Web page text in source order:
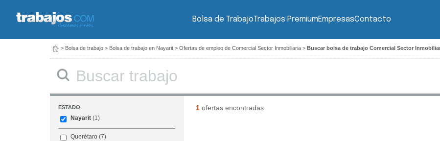
Bolsa de TrabajoTrabajos PremiumEmpresasContacto
> Bolsa de trabajo > Bolsa de trabajo en Nayarit > Ofertas de empleo de Comercial Sector Inmobiliaria > Buscar bolsa de trabajo Comercial Sector
ESTADO
Nayarit (1)
Querétaro (7)
1ofertas encontradas